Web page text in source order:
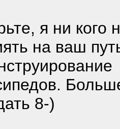
я ни кого
на ваш
8-)